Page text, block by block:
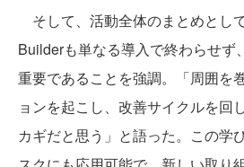
そして、活動全体のまとめとし
Builderも単なる導入で終わらせず
重要であることを強調。「周囲を
ョンを起こし、改善サイクルを回
カギだと思う」と語った。この学